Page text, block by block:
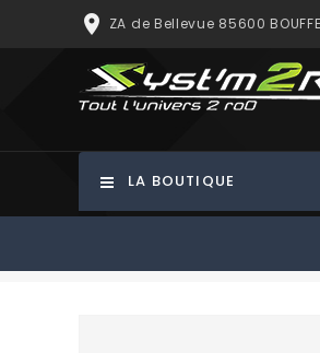
place ZA de Bellevue 85600
LA BOUTIQUE